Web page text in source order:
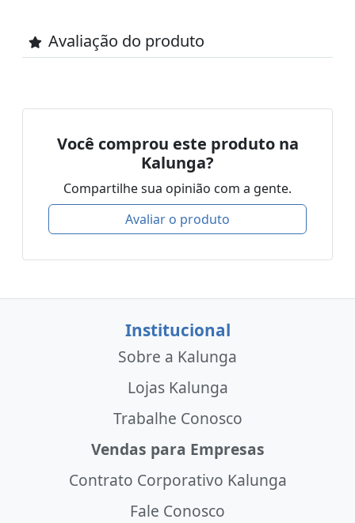
Avaliação do produto
Você comprou este produto na
Kalunga?
Compartilhe sua opinião com a gente.
Avaliar o produto
Institucional
Sobre a Kalunga
Lojas Kalunga
Trabalhe Conosco
Vendas para Empresas
Contrato Corporativo Kalunga
Fale Conosco